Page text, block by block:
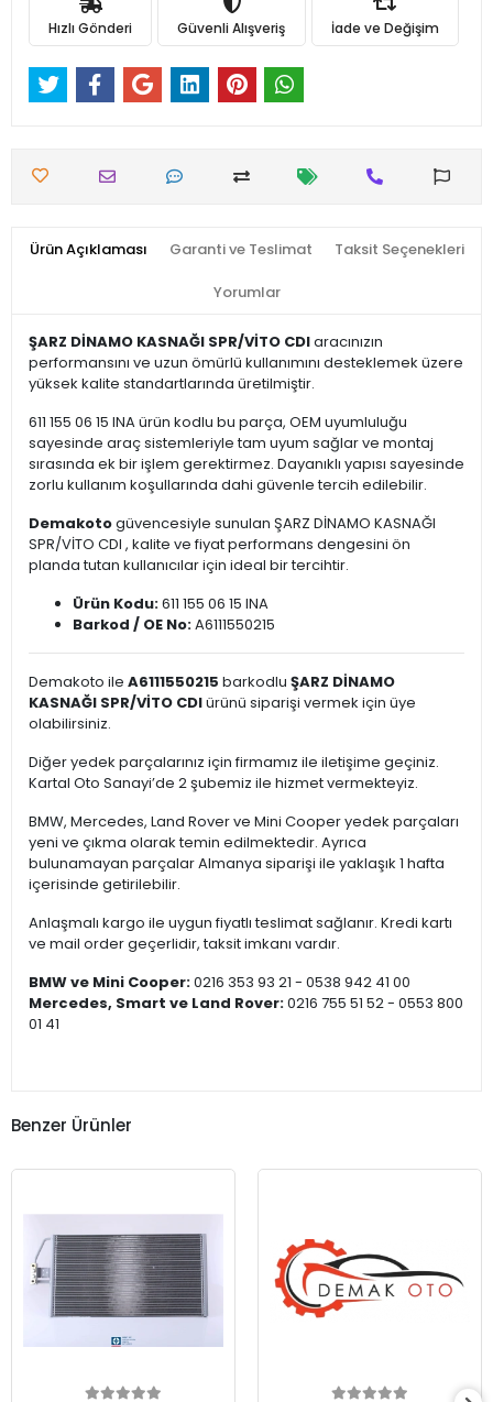
Hızlı Gönderi Güvenli Alışveriş İade ve Değişim
Ürün Açıklaması Garanti ve Teslimat Taksit Seçenekleri
Yorumlar
ŞARZ DİNAMO KASNAĞI SPR/VİTO CDIaracınızın
performansını ve uzun ömürlü kullanımını desteklemek üzere
yüksek kalite standartlarında üretilmiştir.
611 155 06 15 INA ürün kodlu bu parça, OEM uyumluluğu
sayesinde araç sistemleriyle tam uyum sağlar ve montaj
sırasında ek bir işlem gerektirmez. Dayanıklı yapısı sayesinde
zorlu kullanım koşullarında dahi güvenle tercih edilebilir.
Demakotogüvencesiyle sunulan ŞARZ DİNAMO KASNAĞI
SPR/VİTO CDI , kalite ve fiyat performans dengesini ön
planda tutan kullanıcılar için ideal bir tercihtir.
Ürün Kodu:611 155 06 15 INA
Barkod / OE No:A6111550215
Demakoto ile A6111550215 barkodlu ŞARZ DİNAMO
KASNAĞI SPR/VİTO CDIürünü siparişi vermek için üye
olabilirsiniz.
Diğer yedek parçalarınız için firmamız ile iletişime geçiniz.
Kartal Oto Sanayi’de 2 şubemiz ile hizmet vermekteyiz.
BMW, Mercedes, Land Rover ve Mini Cooper yedek parçaları
yeni ve çıkma olarak temin edilmektedir. Ayrıca
bulunamayan parçalar Almanya siparişi ile yaklaşık 1 hafta
içerisinde getirilebilir.
Anlaşmalı kargo ile uygun fiyatlı teslimat sağlanır. Kredi kartı
ve mail order geçerlidir, taksit imkanı vardır.
BMW ve Mini Cooper:0216 353 93 21 - 0538 942 41 00
Mercedes, Smart ve Land Rover:0216 755 51 52 - 0553 800
01 41
Benzer Ürünler